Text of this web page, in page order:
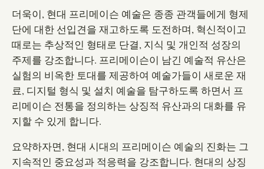
더욱이, 현대 프리메이슨 예술은 종종 관객들에게 형제
단에 대한 선입견을 재고하도록 도전하며, 혁신적이고
때로는 추상적인 형태로 단결, 지식 및 개인적 성장의
주제를 강조합니다. 프리메이슨이 남긴 예술적 유산은
실험의 비옥한 토대를 제공하여 예술가들이 새로운 재
료, 디지털 형식 및 설치 예술을 탐구하도록 하면서 프
리메이슨 전통을 정의하는 상징적 유산과의 대화를 유
지할 수 있게 합니다.
요약하자면, 현대 시대의 프리메이슨 예술의 진화는 그
지속적인 중요성과 적응력을 강조합니다. 현대의 상징